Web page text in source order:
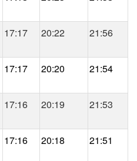
17:17 20:22 21:56
17:17 20:20 21:54
17:16 20:19 21:53
17:16 20:18 21:51